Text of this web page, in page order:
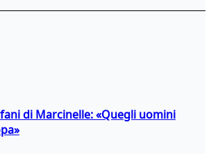
di Marcinelle: «Quegli uomini